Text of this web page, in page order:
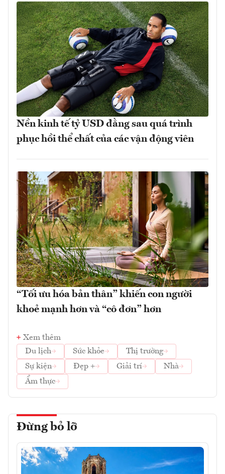
Nền kinh tế tỷ USD đằng sau quá trình
phục hồi thể chất của các vận động viên
“Tối ưu hóa bản thân” khiến con người
khoẻ mạnh hơn và “cô đơn” hơn
Xem thêm
Du lịch
Sức khỏe
Thị trường
Sự kiện
Đẹp + Giải trí
Nhà
Ẩm thực
Đừng bỏ lỡ